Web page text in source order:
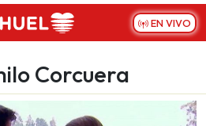
EN VIVO
Corcuera